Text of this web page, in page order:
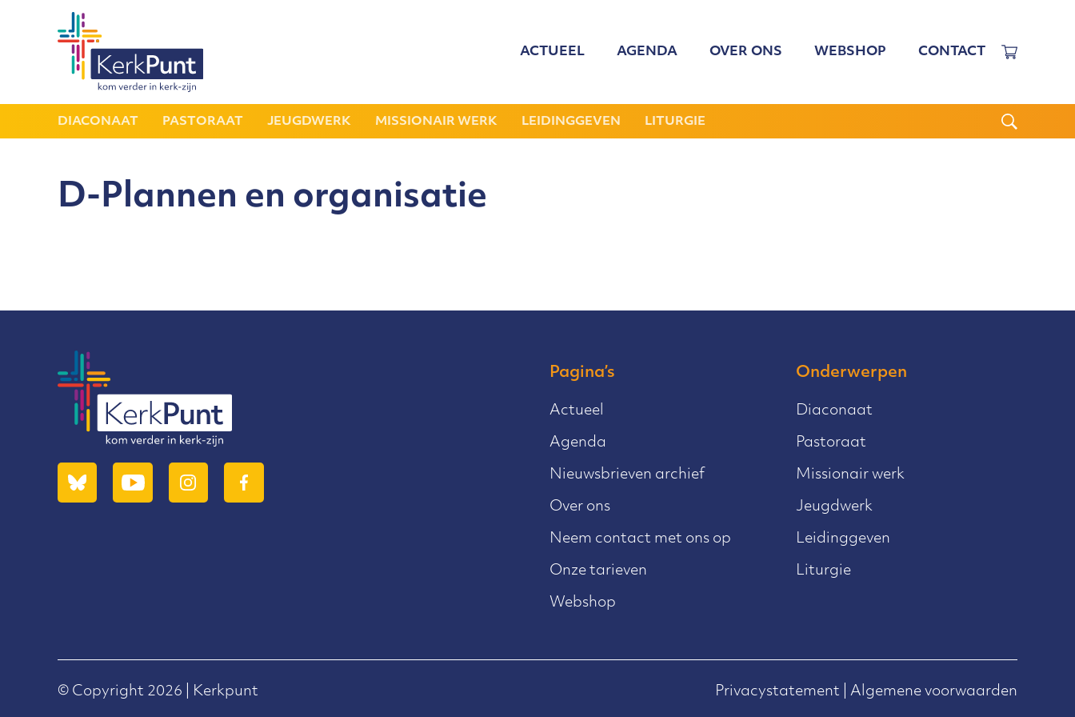
ACTUEEL AGENDA OVER ONS WEBSHOP CONTACT
DIACONAAT PASTORAAT JEUGDWERK MISSIONAIR WERK LEIDINGGEVEN LITURGIE
D-Plannen en organisatie
Pagina’s
Actueel
Agenda
Nieuwsbrieven archief
Over ons
Neem contact met ons op
Onze tarieven
Webshop
Onderwerpen
Diaconaat
Pastoraat
Missionair werk
Jeugdwerk
Leidinggeven
Liturgie
© Copyright 2026 | Kerkpunt Privacystatement Algemene voorwaarden